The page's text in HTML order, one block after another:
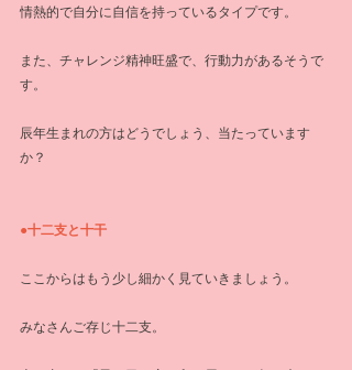
情熱的で自分に自信を持っているタイプです。
また、チャレンジ精神旺盛で、行動力があるそうで
す。
辰年生まれの方はどうでしょう、当たっています
か？
●十二支と十干
ここからはもう少し細かく見ていきましょう。
みなさんご存じ十二支。